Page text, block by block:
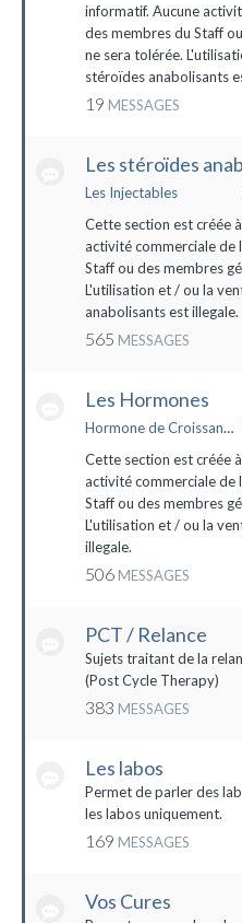
informatif. Aucune
des membres du Staff
ne sera tolérée.
stéroïdes anabolisants
19 MESSAGES
Les stéroïdes
Les Injectables
Cette section est créée
activité commerciale de
Staff ou des membres
L'utilisation et / ou la
anabolisants est illegale.
565 MESSAGES
Les Hormones
Hormone de Croissance (HGH)
Cette section est créée
activité commerciale de
Staff ou des membres
L'utilisation et / ou la
illegale.
506 MESSAGES
PCT / Relance
Sujets traitant de la
(Post Cycle Therapy)
383 MESSAGES
Les labos
Permet de parler des
les labos uniquement.
169 MESSAGES
Vos Cures